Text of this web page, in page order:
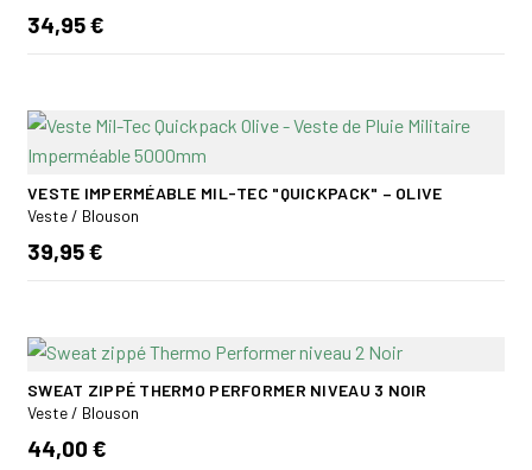
34,95 €
VESTE IMPERMÉABLE MIL-TEC "QUICKPACK" – OLIVE
Veste / Blouson
39,95 €
SWEAT ZIPPÉ THERMO PERFORMER NIVEAU 3 NOIR
Veste / Blouson
44,00 €